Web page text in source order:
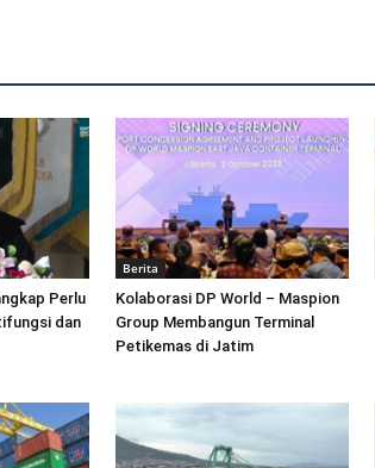
Perlu
dan
Berita
Kolaborasi DP World – Maspion
Group Membangun Terminal
Petikemas di Jatim